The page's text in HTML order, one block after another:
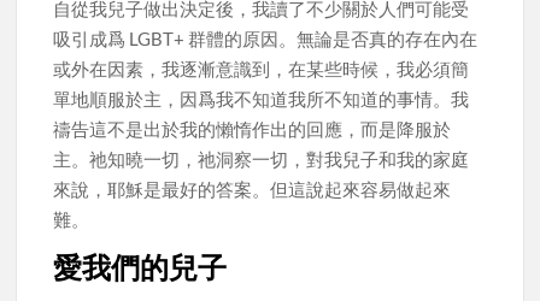
自從我兒子做出決定後，我讀了不少關於人們可能受
吸引成爲 LGBT+ 群體的原因。無論是否真的存在內在
或外在因素，我逐漸意識到，在某些時候，我必須簡
單地順服於主，因爲我不知道我所不知道的事情。我
禱告這不是出於我的懶惰作出的回應，而是降服於
主。祂知曉一切，祂洞察一切，對我兒子和我的家庭
來說，耶穌是最好的答案。但這說起來容易做起來
難。
愛我們的兒子